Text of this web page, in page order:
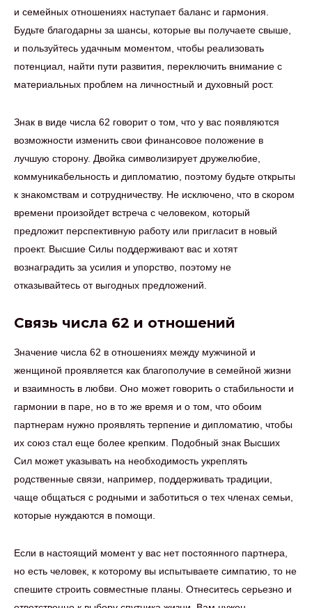
и семейных отношениях наступает баланс и гармония.
Будьте благодарны за шансы, которые вы получаете свыше,
и пользуйтесь удачным моментом, чтобы реализовать
потенциал, найти пути развития, переключить внимание с
материальных проблем на личностный и духовный рост.
Знак в виде числа 62 говорит о том, что у вас появляются
возможности изменить свои финансовое положение в
лучшую сторону. Двойка символизирует дружелюбие,
коммуникабельность и дипломатию, поэтому будьте открыты
к знакомствам и сотрудничеству. Не исключено, что в скором
времени произойдет встреча с человеком, который
предложит перспективную работу или пригласит в новый
проект. Высшие Силы поддерживают вас и хотят
вознаградить за усилия и упорство, поэтому не
отказывайтесь от выгодных предложений.
Связь числа 62 и отношений
Значение числа 62 в отношениях между мужчиной и
женщиной проявляется как благополучие в семейной жизни
и взаимность в любви. Оно может говорить о стабильности и
гармонии в паре, но в то же время и о том, что обоим
партнерам нужно проявлять терпение и дипломатию, чтобы
их союз стал еще более крепким. Подобный знак Высших
Сил может указывать на необходимость укреплять
родственные связи, например, поддерживать традиции,
чаще общаться с родными и заботиться о тех членах семьи,
которые нуждаются в помощи.
Если в настоящий момент у вас нет постоянного партнера,
но есть человек, к которому вы испытываете симпатию, то не
спешите строить совместные планы. Отнеситесь серьезно и